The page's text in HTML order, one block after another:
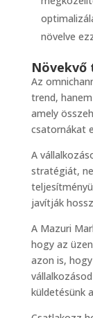
növelve
Növekvő
Az
trend,
amely
csatornákat
A
stratégiát,
javítják
A Mazuri
hogy az
azon is,
küldetésünk